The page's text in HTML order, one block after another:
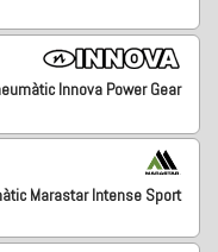
Innova Power Gear
Marastar Intense Sport